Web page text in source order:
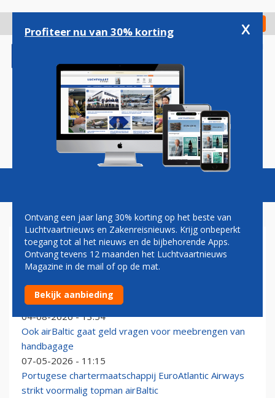
gaan
Check in
Magazine Podcasts Vacatures
AIRBALTIC
Luchthaven Luik krijgt komende winter weer
passagiersvluchten naar zonbestemmingen
04-08-2026 - 13:54
Ook airBaltic gaat geld vragen voor meebrengen van
handbagage
07-05-2026 - 11:15
Portugese chartermaatschappij EuroAtlantic Airways
strikt voormalig topman airBaltic
Profiteer nu van 30% korting x
Ontvang een jaar lang 30% korting op het beste van
Luchtvaartnieuws en Zakenreisnieuws. Krijg onbeperkt
toegang tot al het nieuws en de bijbehorende Apps.
Ontvang tevens 12 maanden het Luchtvaartnieuws
Magazine in de mail of op de mat.
Bekijk aanbieding